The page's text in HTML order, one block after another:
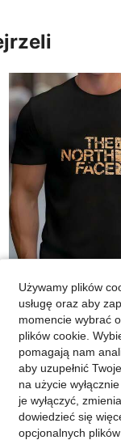
Magazyn UE Męskie
21,99zł
4-5 dni roboczych
Używamy plików
usługę oraz aby
momencie wybrać
plików cookie.
pomagają nam
aby uzupełnić
na użycie
je wyłączyć,
dowiedzieć się
opcjonalnych